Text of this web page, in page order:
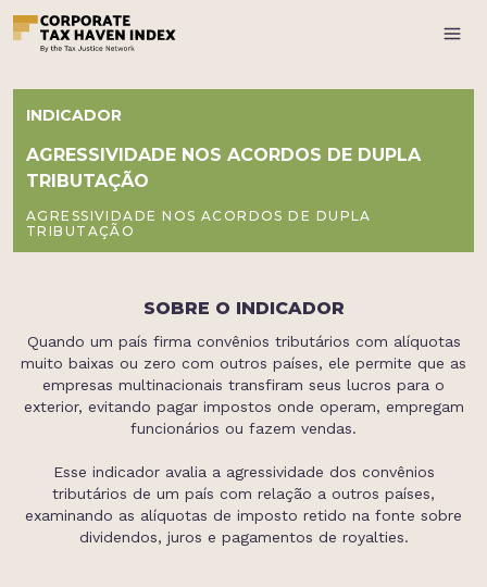
INDICADOR
AGRESSIVIDADE NOS ACORDOS DE DUPLA
TRIBUTAÇÃO
AGRESSIVIDADE NOS ACORDOS DE DUPLA
TRIBUTAÇÃO
SOBRE O INDICADOR
Quando um país firma convênios tributários com alíquotas
muito baixas ou zero com outros países, ele permite que as
empresas multinacionais transfiram seus lucros para o
exterior, evitando pagar impostos onde operam, empregam
funcionários ou fazem vendas.
Esse indicador avalia a agressividade dos convênios
tributários de um país com relação a outros países,
examinando as alíquotas de imposto retido na fonte sobre
dividendos, juros e pagamentos de royalties.